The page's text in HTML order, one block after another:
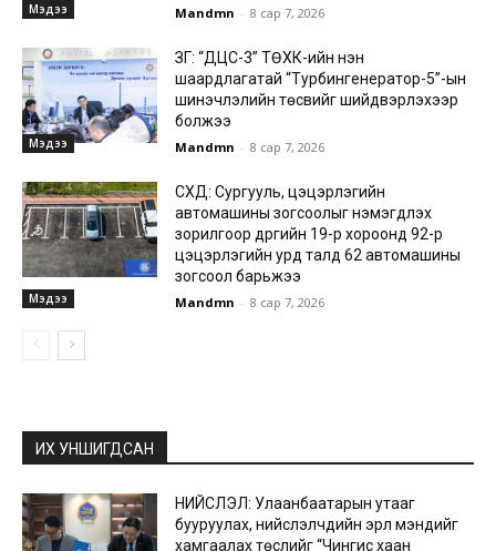
Мэдээ Mandmn - 8 сар 7, 2026
Мэдээ
ЗГ: “ДЦС-3” ТӨХК-ийн нэн
шаардлагатай “Турбингенератор-5”-ын
шинэчлэлийн төсвийг шийдвэрлэхээр
болжээ
Mandmn - 8 сар 7, 2026
Мэдээ
СХД: Сургууль, цэцэрлэгийн
автомашины зогсоолыг нэмэгдүүлэх
зорилгоор дүүргийн 19-р хороонд 92-р
цэцэрлэгийн урд талд 62 автомашины
зогсоол барьжээ
Mandmn - 8 сар 7, 2026
ИХ УНШИГДСАН
НИЙСЛЭЛ: Улаанбаатарын утааг
бууруулах, нийслэлчүүдийн эрүүл мэндийг
хамгаалах төслийг “Чингис хаан